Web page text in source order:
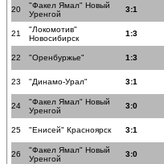
20
"Факел Ямал" Новый
Уренгой
3:1
21
"Локомотив"
Новосибирск
1:3
22 "Оренбуржье" 1:3
23 "Динамо-Урал" 3:1
24
"Факел Ямал" Новый
Уренгой
3:0
25 "Енисей" Красноярск 3:1
26
"Факел Ямал" Новый
Уренгой
3:0